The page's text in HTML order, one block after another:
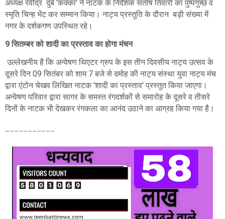
अध्यक्ष रवींद्र दुबे 'कक्का' ने नाटक के निर्देशक संतोष तिवारी का पुष्पगुच्छ व
स्मृति चिन्ह भेंट कर सम्मान किया। नाट्य प्रस्तुति के दौरान बड़ी संख्या में
नगर के दर्शकगण उपस्थित रहे।
9 सितम्बर को शादी का प्रस्ताव का होगा मंचन
उल्लेखनीय है कि अन्वेषण थिएटर ग्रुप के इस तीन दिवसीय नाट्य उत्सव के
दूसरे दिन 09 सितंबर को शाम 7 बजे से दमोह की नाट्य संस्था युवा नाट्य मंच
द्वारा एंटोन चेखव लिखित नाटक 'शादी का प्रस्ताव' प्रस्तुत किया जाएगा।
अन्वेषण परिवार द्वारा सागर के समस्त रंगदर्शकों से समारोह के दूसरे व तीसरे
दिनों के नाटक भी देखकर रंगकला का आनंद उठाने का आग्रह किया गया है।